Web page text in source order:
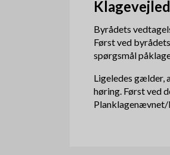
Byrådets
Først ved
spørgsmål
Ligeledes gælder,
høring. Først ved